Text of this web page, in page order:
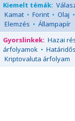
Kiemelt témák:
Kamat • Forint • Olaj •
Elemzés • Állampapír
Gyorslinkek: Hazai
árfolyamok •
Kriptovaluta árfolyam